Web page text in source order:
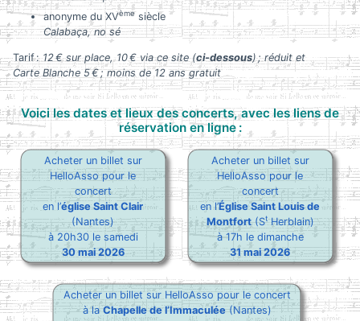
anonyme du XVème siècle
Calabaça, no sé
Tarif :12 € sur place, 10 € via ce site (ci-dessous) ; réduit et
Carte Blanche 5 € ; moins de 12 ans gratuit
Voici les dates et lieux des concerts, avec les liens de
réservation en ligne :
Acheter un billet sur
HelloAsso pour le
concert
en l’église Saint Clair
(Nantes)
à 20h30 le samedi
30 mai 2026
Acheter un billet sur
HelloAsso pour le
concert
en l’Église Saint Louis de
Montfort(StHerblain)
à 17h le dimanche
31 mai 2026
Acheter un billet sur HelloAsso pour le concert
à la Chapelle de l’Immaculée(Nantes)